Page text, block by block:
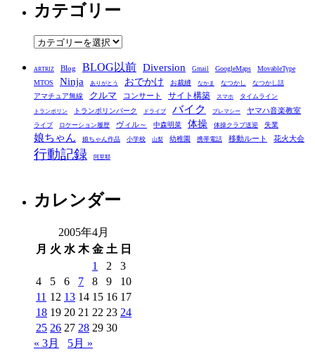
カ
イ
ブ
カテゴリー
カ
ゴ
リ
ー
ARTRIZ Blog BLOG以前 Diversion Gmail GoogleMaps
MovableType
MTOS
Ninja ありがとう おでかけ お裁縫 なかま なつかし なつかし話
アマチュア無線 クルマ コンサート サイト構築 スマホ タイムライン
トランポリン トランポリンパーク ドライブ バイク プレマシー ヤマハ音楽教室
ライブ ロケーション履歴 ヴィル～ 中森明菜 体操 体操クラブ送迎 失業
娘ちゃん 娘ちゃん作品 小学校 山梨 幼稚園 携帯電話 移動ルート 花火大会
行動記録 阿里耶
カレンダー
2005年4月
月 火 水 木 金 土 日
1
2
3
4
5 6 7 8 9
10
11 12 13 14 15 16 17
18 19 20 21 22 23 24
25 26 27 28 29 30
« 3月
5月 »